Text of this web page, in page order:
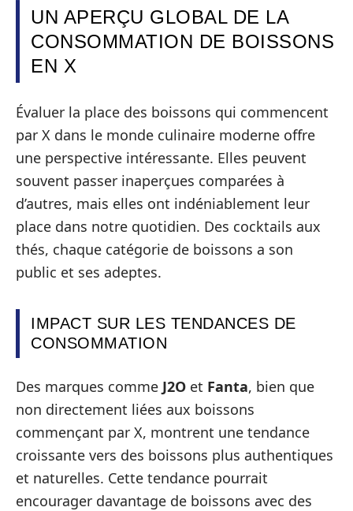
UN APERÇU GLOBAL DE LA
CONSOMMATION DE BOISSONS
EN X
Évaluer la place des boissons qui commencent
par X dans le monde culinaire moderne offre
une perspective intéressante. Elles peuvent
souvent passer inaperçues comparées à
d’autres, mais elles ont indéniablement leur
place dans notre quotidien. Des cocktails aux
thés, chaque catégorie de boissons a son
public et ses adeptes.
IMPACT SUR LES TENDANCES DE
CONSOMMATION
Des marques comme J2O et Fanta, bien que
non directement liées aux boissons
commençant par X, montrent une tendance
croissante vers des boissons plus authentiques
et naturelles. Cette tendance pourrait
encourager davantage de boissons avec des